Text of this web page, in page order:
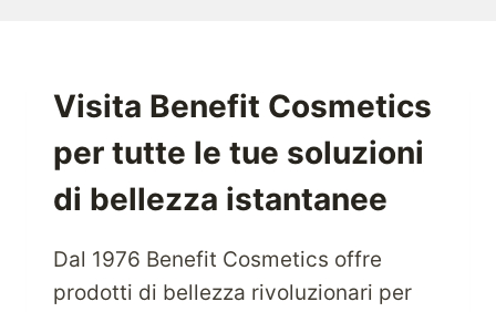
Visita Benefit Cosmetics
per tutte le tue soluzioni
di bellezza istantanee
Dal 1976 Benefit Cosmetics offre
prodotti di bellezza rivoluzionari per